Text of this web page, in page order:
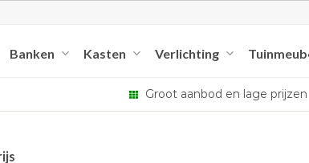
Banken Kasten Verlichting
Groot aanbod en lage prijzen